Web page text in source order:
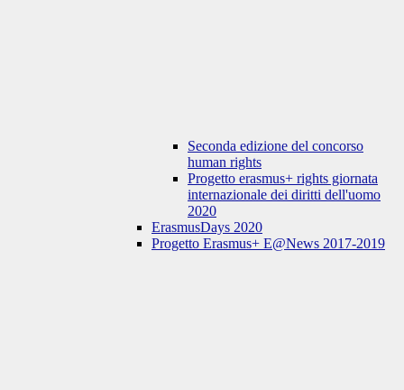
Seconda edizione del concorso
human rights
Progetto erasmus+ rights giornata
internazionale dei diritti dell'uomo
2020
ErasmusDays 2020
Progetto Erasmus+ E@News 2017-2019